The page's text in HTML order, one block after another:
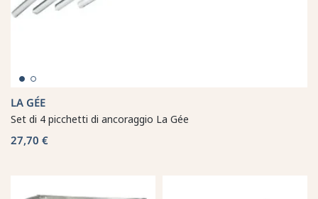
LA GÉE
Set di 4 picchetti di ancoraggio La Gée
27,70 €